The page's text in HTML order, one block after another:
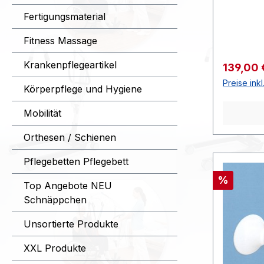
Fertigungsmaterial
Fitness Massage
Krankenpflegeartikel
Körperpflege und Hygiene
Mobilität
Orthesen / Schienen
Pflegebetten Pflegebett
Top Angebote NEU
Schnäppchen
Unsortierte Produkte
XXL Produkte
139,00
Preise
Rabatt
%